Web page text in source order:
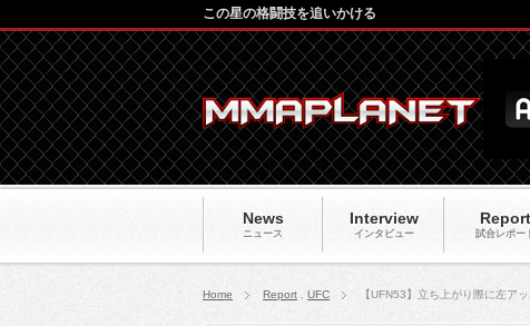
News
ニュース
Interview
インタビュー
Report
試合レポー
この星の格闘技を追いかける
Home Report UFC 【UFN53】立ち上がり際に左ア